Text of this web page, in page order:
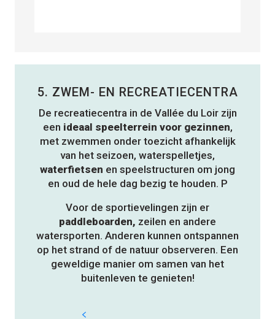
5. ZWEM- EN RECREATIECENTRA
De recreatiecentra in de Vallée du Loir zijn
een ideaal speelterrein voor gezinnen,
met zwemmen onder toezicht afhankelijk
van het seizoen, waterspelletjes,
waterfietsen en speelstructuren om jong
en oud de hele dag bezig te houden. P
Voor de sportievelingen zijn er
paddleboarden, zeilen en andere
watersporten. Anderen kunnen ontspannen
op het strand of de natuur observeren. Een
geweldige manier om samen van het
buitenleven te genieten!